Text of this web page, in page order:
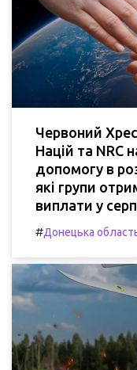
Червоний
Націй та NRC
допомогу в
які групи
виплати у
#Донецька